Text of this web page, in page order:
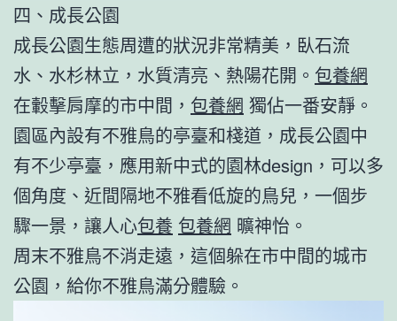
四、成長公園
成長公園生態周遭的狀況非常精美，臥石流
水、水杉林立，水質清亮、熱陽花開。 包養網
在轂擊肩摩的市中間， 包養網 獨佔一番安靜。
園區內設有不雅鳥的亭臺和棧道，成長公園中
有不少亭臺，應用新中式的園林design，可以多
個角度、近間隔地不雅看低旋的鳥兒，一個步
驟一景，讓人心包養 包養網 曠神怡。
周末不雅鳥不消走遠，這個躲在市中間的城市
公園，給你不雅鳥滿分體驗。